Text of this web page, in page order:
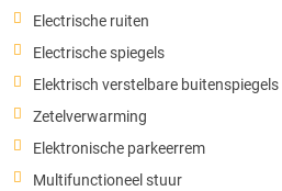
Electrische ruiten
Electrische spiegels
Elektrisch verstelbare buitenspiegels
Zetelverwarming
Elektronische parkeerrem
Multifunctioneel stuur